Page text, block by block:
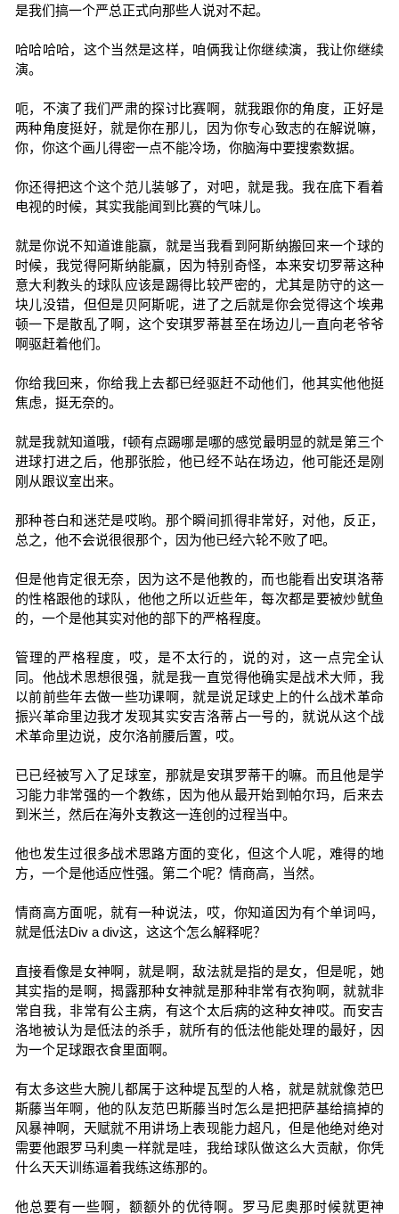
是我们搞一个严总正式向那些人说对不起。
哈哈哈哈，这个当然是这样，咱俩我让你继续演，我让你继续
演。
呃，不演了我们严肃的探讨比赛啊，就我跟你的角度，正好是
两种角度挺好，就是你在那儿，因为你专心致志的在解说嘛，
你，你这个画儿得密一点不能冷场，你脑海中要搜索数据。
你还得把这个这个范儿装够了，对吧，就是我。我在底下看着
电视的时候，其实我能闻到比赛的气味儿。
就是你说不知道谁能赢，就是当我看到阿斯纳搬回来一个球的
时候，我觉得阿斯纳能赢，因为特别奇怪，本来安切罗蒂这种
意大利教头的球队应该是踢得比较严密的，尤其是防守的这一
块儿没错，但但是贝阿斯呢，进了之后就是你会觉得这个埃弗
顿一下是散乱了啊，这个安琪罗蒂甚至在场边儿一直向老爷爷
啊驱赶着他们。
你给我回来，你给我上去都已经驱赶不动他们，他其实他他挺
焦虑，挺无奈的。
就是我就知道哦，f顿有点踢哪是哪的感觉最明显的就是第三个
进球打进之后，他那张脸，他已经不站在场边，他可能还是刚
刚从跟议室出来。
那种苍白和迷茫是哎哟。那个瞬间抓得非常好，对他，反正，
总之，他不会说很很那个，因为他已经六轮不败了吧。
但是他肯定很无奈，因为这不是他教的，而也能看出安琪洛蒂
的性格跟他的球队，他他之所以近些年，每次都是要被炒鱿鱼
的，一个是他其实对他的部下的严格程度。
管理的严格程度，哎，是不太行的，说的对，这一点完全认
同。他战术思想很强，就是我一直觉得他确实是战术大师，我
以前前些年去做一些功课啊，就是说足球史上的什么战术革命
振兴革命里边我才发现其实安吉洛蒂占一号的，就说从这个战
术革命里边说，皮尔洛前腰后置，哎。
已已经被写入了足球室，那就是安琪罗蒂干的嘛。而且他是学
习能力非常强的一个教练，因为他从最开始到帕尔玛，后来去
到米兰，然后在海外支教这一连创的过程当中。
他也发生过很多战术思路方面的变化，但这个人呢，难得的地
方，一个是他适应性强。第二个呢？情商高，当然。
情商高方面呢，就有一种说法，哎，你知道因为有个单词吗，
就是低法Div a div这，这这个怎么解释呢？
直接看像是女神啊，就是啊，敌法就是指的是女，但是呢，她
其实指的是啊，揭露那种女神就是那种非常有衣狗啊，就就非
常自我，非常有公主病，有这个太后病的这种女神哎。而安吉
洛地被认为是低法的杀手，就所有的低法他能处理的最好，因
为一个足球跟衣食里面啊。
有太多这些大腕儿都属于这种堤瓦型的人格，就是就就像范巴
斯藤当年啊，他的队友范巴斯藤当时怎么是把把萨基给搞掉的
风暴神啊，天赋就不用讲场上表现能力超凡，但是他绝对绝对
需要他跟罗马利奥一样就是哇，我给球队做这么大贡献，你凭
什么天天训练逼着我练这练那的。
他总要有一些啊，额额外的优待啊。罗马尼奥那时候就更神